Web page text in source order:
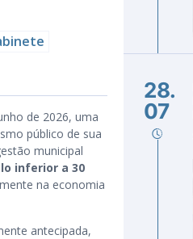
de 2026, uma
público de sua
municipal
inferior a 30
na economia
antecipada,
28.
07